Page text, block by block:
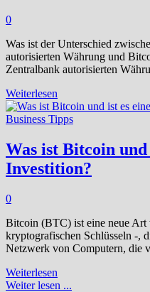
0
Was ist der Unterschied
autorisierten Währung und
Zentralbank autorisierten
Sollte
Bitcoin
die
der
Zentralbanken
ersetzen?
Weiterlesen
Business Tipps
Was ist Bitcoin und
Investition?
0
Bitcoin (BTC) ist eine neue
kryptografischen Schlüsseln -,
Netzwerk von Computern, die
Was
ist
Weiterlesen
Weiter lesen ...